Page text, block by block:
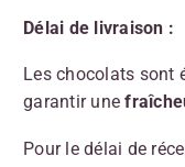
Délai de livraison :
Les chocolats sont
garantir une
Pour le délai de